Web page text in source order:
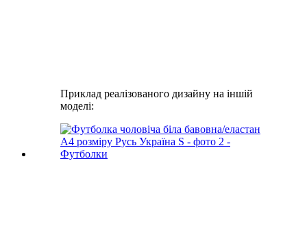
Приклад реалізованого дизайну на іншій
моделі: